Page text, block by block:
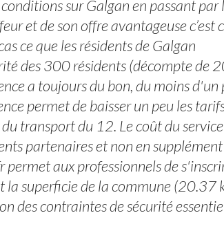
sur Galgan en passant par
et de son offre avantageuse c’est
ce que les résidents de Galgan
des 300 résidents (décompte de
a toujours du bon, du moins
permet de baisser un peu les
transport du 12. Le coût du
partenaires et non en
aux professionnels de
la superficie de la commune (20.37
des contraintes de sécurité